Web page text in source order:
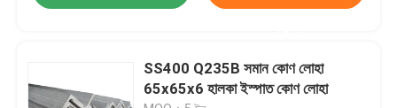
মান নিয়ন্ত্রণ
SS400 Q235B সমান কোণ লোহা
65x65x6 হালকা ইস্পাত কোণ লোহা